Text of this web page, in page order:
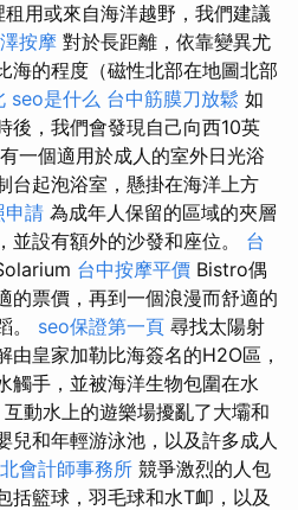
用或來自海洋越野，我們建議
按摩 對於長距離，依靠變異尤
海的程度（磁性北部在地圖北部
seo是什么 台中筋膜刀放鬆 如
後，我們會發現自己向西10英
一個適用於成人的室外日光浴
台起泡浴室，懸掛在海洋上方
申請 為成年人保留的區域的夾層
並設有額外的沙發和座位。 台
台中按摩平價 Bistro偶
的票價，再到一個浪漫而舒適的
。 seo保證第一頁 尋找太陽射
由皇家加勒比海簽名的H2O區，
觸手，並被海洋生物包圍在水
互動水上的遊樂場擾亂了大壩和
兒和年輕游泳池，以及許多成人
會計師事務所 競爭激烈的人包
括籃球，羽毛球和水T卹，以及